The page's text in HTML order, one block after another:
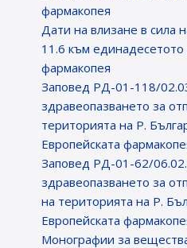
фармакопея
Дати на влизане в сила
11.6 към
фармакопея
Заповед РД-01-118/
здравеопазването за
територията на Р.
Европейската
Заповед РД-01-62/
здравеопазването за
на територията на Р.
Европейската
Монографии за